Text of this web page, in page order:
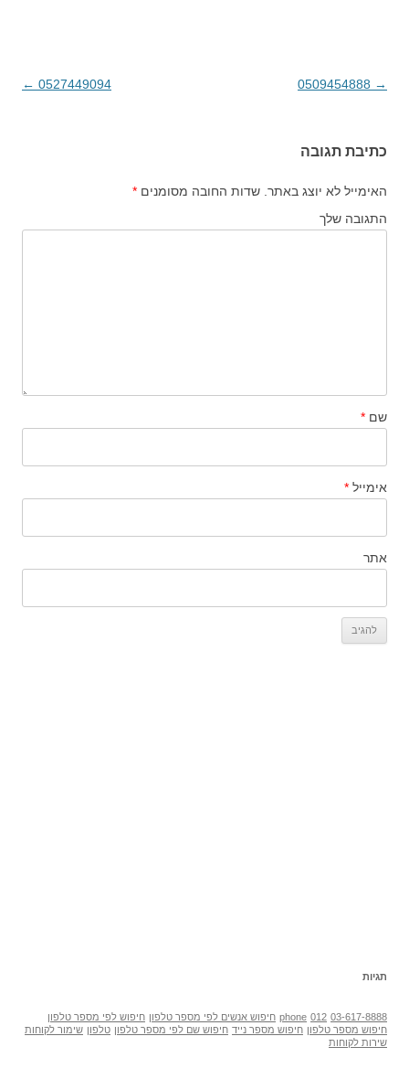
ניווט בפוסטים
→
0527449094
←
כתיבת תגובה
האימייל לא יוצג באתר. שדות החובה מסומנים *
התגובה שלך
שם *
אימייל *
אתר
תגיות
03-617-8888
012
phone חיפוש אנשים לפי מספר טלפון חיפוש לפי מספר טלפון
חיפוש מספר טלפון חיפוש מספר נייד חיפוש שם לפי מספר טלפון טלפון שימור לקוחות
שירות לקוחות